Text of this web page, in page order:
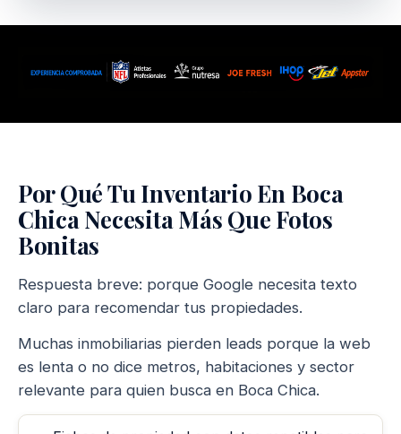
Por Qué Tu Inventario En Boca
Chica Necesita Más Que Fotos
Bonitas
Respuesta breve: porque Google necesita texto
claro para recomendar tus propiedades.
Muchas inmobiliarias pierden leads porque la web
es lenta o no dice metros, habitaciones y sector
relevante para quien busca en Boca Chica.